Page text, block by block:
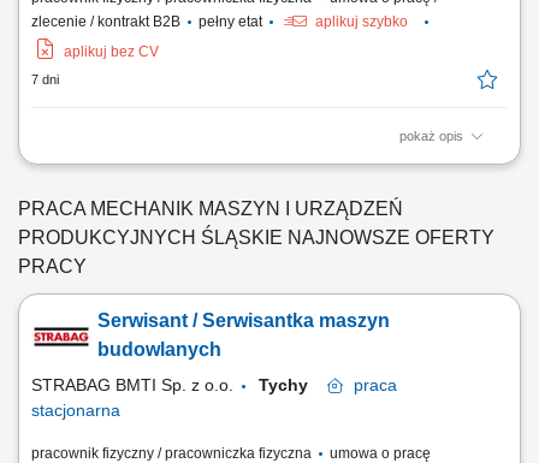
zlecenie / kontrakt B2B
pełny etat
aplikuj szybko
aplikuj bez CV
7 dni
pokaż opis
Obowiązki: Diagnozowanie i usuwanie awarii maszyn i urządzeń
Współpraca z zespołem w celu optymalizacji procesów, Prowadzenie
dokumentacji technicznej. Wymagania: Doświadczenie na stanowisku
Mechanika Utrzymania Ruchu,...
PRACA MECHANIK MASZYN I URZĄDZEŃ
PRODUKCYJNYCH ŚLĄSKIE NAJNOWSZE OFERTY
PRACY
Serwisant / Serwisantka maszyn
budowlanych
STRABAG BMTI Sp. z o.o. Tychy
praca
stacjonarna
pracownik fizyczny / pracowniczka fizyczna
umowa o pracę